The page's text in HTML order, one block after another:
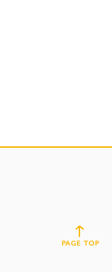
PAGE TOP